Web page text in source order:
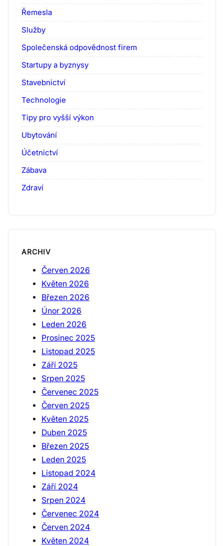
Řemesla
Služby
Společenská odpovědnost firem
Startupy a byznysy
Stavebnictví
Technologie
Tipy pro vyšší výkon
Ubytování
Účetnictví
Zábava
Zdraví
ARCHIV
Červen 2026
Květen 2026
Březen 2026
Únor 2026
Leden 2026
Prosinec 2025
Listopad 2025
Září 2025
Srpen 2025
Červenec 2025
Červen 2025
Květen 2025
Duben 2025
Březen 2025
Leden 2025
Listopad 2024
Září 2024
Srpen 2024
Červenec 2024
Červen 2024
Květen 2024